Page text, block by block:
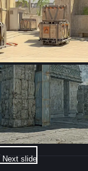
Next slide
мыши
в игре:
в зуме:
в Windows: